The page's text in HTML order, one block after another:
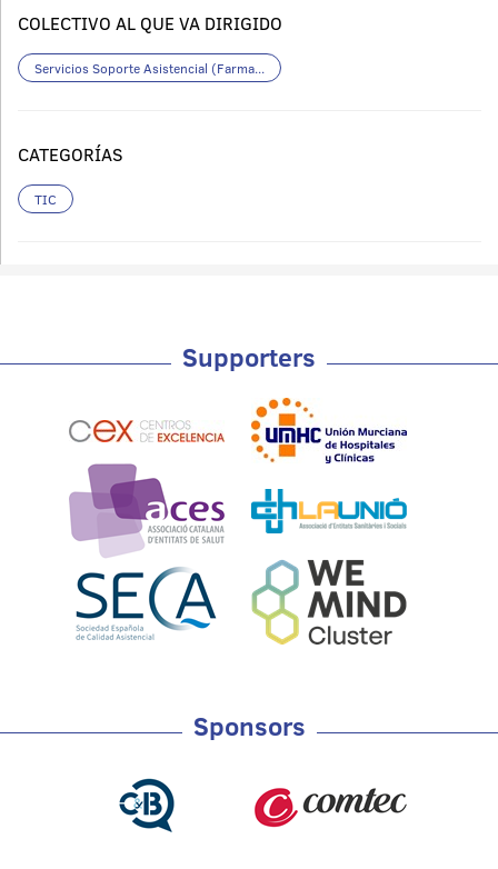
COLECTIVO AL QUE VA DIRIGIDO
Servicios Soporte Asistencial (Farma...
CATEGORÍAS
TIC
Supporters
Sponsors